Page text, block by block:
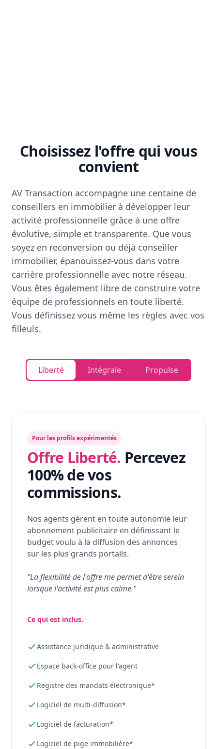
Choisissez l'offre qui vous
convient
AV Transaction accompagne une centaine de
conseillers en immobilier à développer leur
activité professionnelle grâce à une offre
évolutive, simple et transparente. Que vous
soyez en reconversion ou déjà conseiller
immobilier, épanouissez-vous dans votre
carrière professionnelle avec notre réseau.
Vous êtes également libre de construire votre
équipe de professionnels en toute liberté.
Vous définissez vous même les règles avec vos
filleuls.
Liberté Intégrale Propulse
Pour les profils expérimentés
Offre Liberté. Percevez
100% de vos
commissions.
Nos agents gèrent en toute autonomie leur
abonnement publicitaire en définissant le
budget voulu à la diffusion des annonces
sur les plus grands portails.
"La flexibilité de l'offre me permet d'être serein
lorsque l'activité est plus calme."
Ce qui est inclus.
Assistance juridique & administrative
Espace back-office pour l'agent
Registre des mandats électronique*
Logiciel de multi-diffusion*
Logiciel de facturation*
Logiciel de pige immobilière*